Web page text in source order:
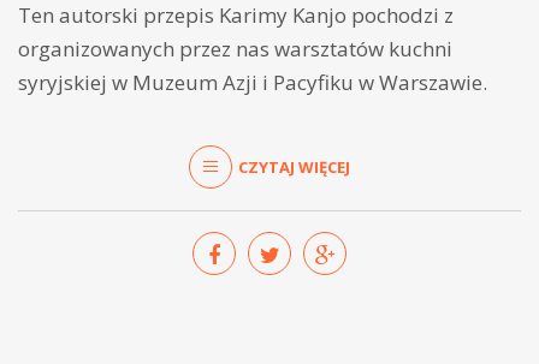
Ten autorski przepis Karimy Kanjo pochodzi z
organizowanych przez nas warsztatów kuchni
syryjskiej w Muzeum Azji i Pacyfiku w Warszawie.
CZYTAJ WIĘCEJ